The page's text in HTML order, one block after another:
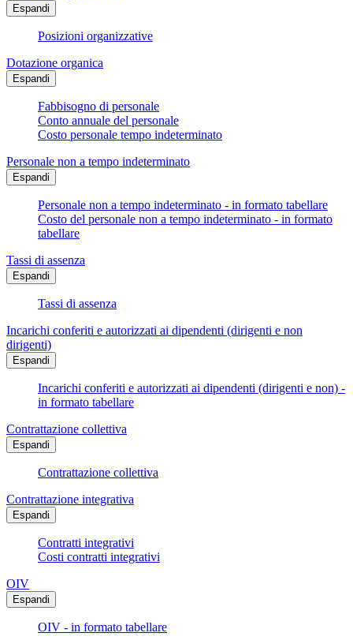
Espandi
Posizioni organizzative
Dotazione organica
Espandi
Fabbisogno di personale
Conto annuale del personale
Costo personale tempo indeterminato
Personale non a tempo indeterminato
Espandi
Personale non a tempo indeterminato - in formato tabellare
Costo del personale non a tempo indeterminato - in formato
tabellare
Tassi di assenza
Espandi
Tassi di assenza
Incarichi conferiti e autorizzati ai dipendenti (dirigenti e non
dirigenti)
Espandi
Incarichi conferiti e autorizzati ai dipendenti (dirigenti e non) -
in formato tabellare
Contrattazione collettiva
Espandi
Contrattazione collettiva
Contrattazione integrativa
Espandi
Contratti integrativi
Costi contratti integrativi
OIV
Espandi
OIV - in formato tabellare